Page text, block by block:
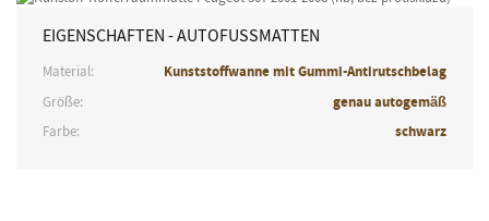
EIGENSCHAFTEN - AUTOFUSSMATTEN
Material:
Kunststoffwanne mit Gummi-Antirutschbelag
Größe:
genau autogemäß
Farbe:
schwarz